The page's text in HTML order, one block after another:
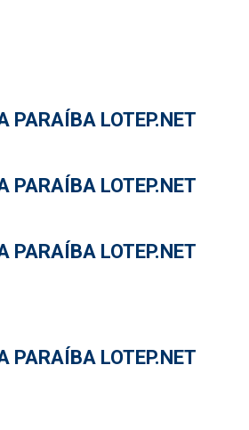
PARAÍBA LOTEP.NET
PARAÍBA LOTEP.NET
PARAÍBA LOTEP.NET
PARAÍBA LOTEP.NET